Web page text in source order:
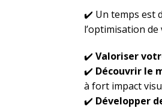
✔️ Un temps est
l’optimisation
✔️Valoriser
✔️ Découvrir le
à fort impact
✔️ Développer